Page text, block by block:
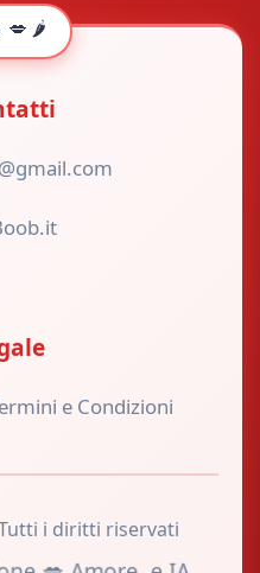
e Condizioni
i diritti riservati